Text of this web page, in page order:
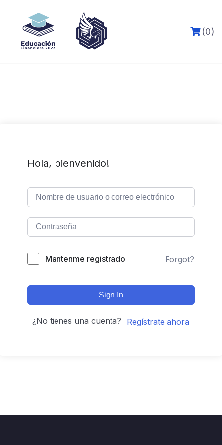
(0)
Hola, bienvenido!
Mantenme registrado Forgot?
Sign In
¿No tienes una cuenta? Regístrate ahora